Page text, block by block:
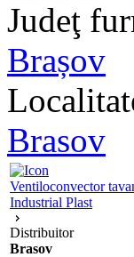
Judeţ
Brașov
Brasov
Ventiloconvector
Industrial Plast
Distribuitor
Brasov